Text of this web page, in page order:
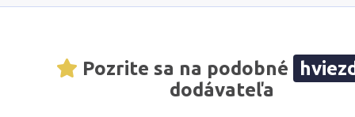
Pozrite sa na podobné
dodávateľa